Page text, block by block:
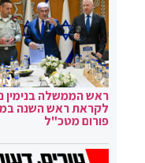
ראש הממשלה בנימין
לקראת ראש השנה
פורום מטכ"ל